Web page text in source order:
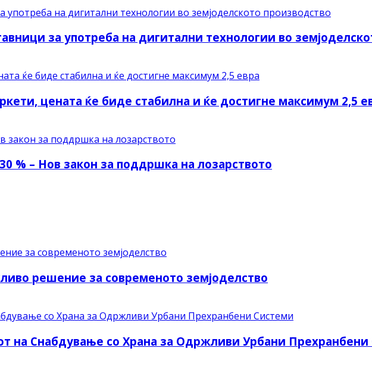
за употреба на дигитални технологии во
цената ќе биде стабилна и ќе достигне максимум 2,5
% – Нов закон за поддршка на лозарството
решение за современото земјоделство
на Снабдување со Храна за Одржливи Урбани